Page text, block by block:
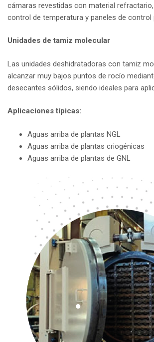
cámaras revestidas con material
control de temperatura y paneles de control
Unidades de tamiz molecular
Las unidades deshidratadoras con tamiz
alcanzar muy bajos puntos de rocío
desecantes sólidos, siendo ideales para
Aplicaciones típicas:
Aguas arriba de plantas NGL
Aguas arriba de plantas criogénicas
Aguas arriba de plantas de GNL